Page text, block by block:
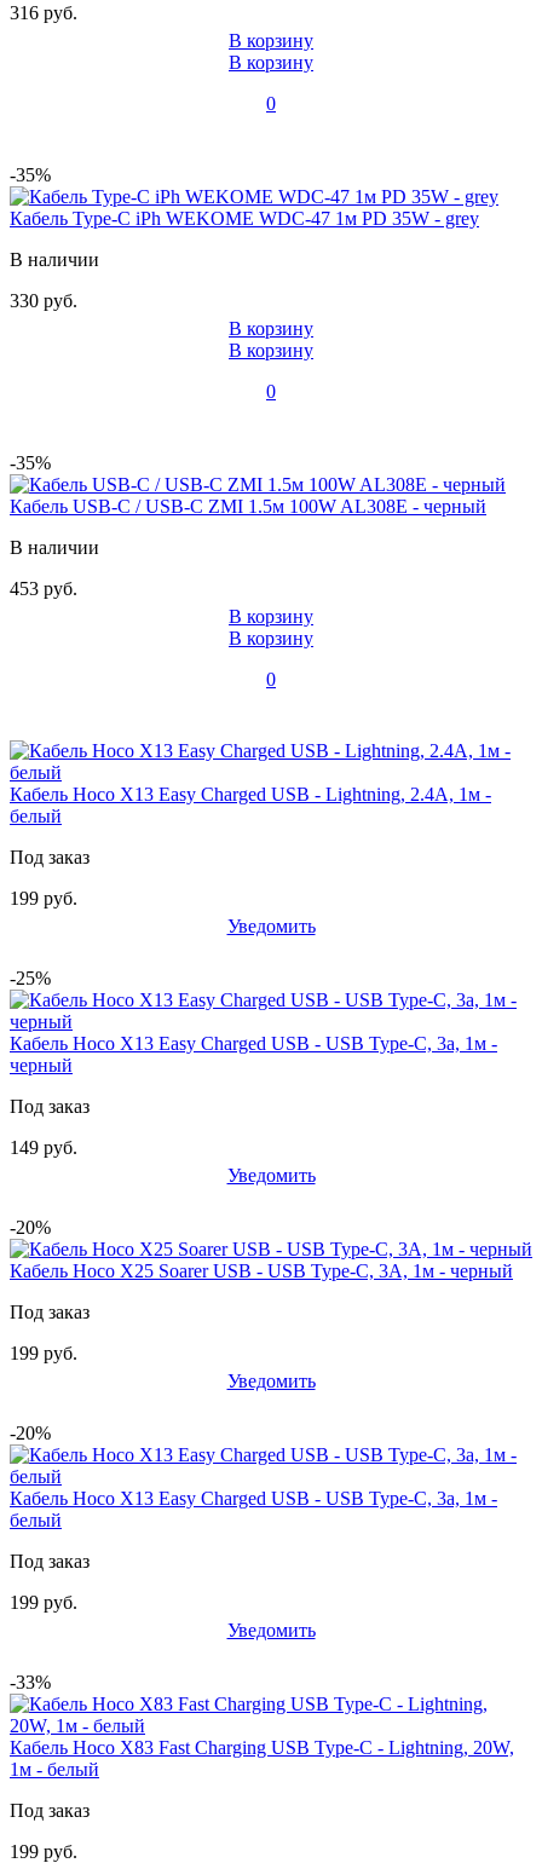
316 руб.
В корзину
В корзину
0
-35%
Кабель Type-C iPh WEKOME WDC-47 1м PD 35W - grey
В наличии
330 руб.
В корзину
В корзину
0
-35%
Кабель USB-C / USB-C ZMI 1.5м 100W AL308E - черный
В наличии
453 руб.
В корзину
В корзину
0
Кабель Hoco X13 Easy Charged USB - Lightning, 2.4A, 1м -
белый
Под заказ
199 руб.
Уведомить
-25%
Кабель Hoco X13 Easy Charged USB - USB Type-C, 3а, 1м -
черный
Под заказ
149 руб.
Уведомить
-20%
Кабель Hoco X25 Soarer USB - USB Type-C, 3A, 1м - черный
Под заказ
199 руб.
Уведомить
-20%
Кабель Hoco X13 Easy Charged USB - USB Type-C, 3а, 1м -
белый
Под заказ
199 руб.
Уведомить
-33%
Кабель Hoco X83 Fast Charging USB Type-C - Lightning, 20W,
1м - белый
Под заказ
199 руб.